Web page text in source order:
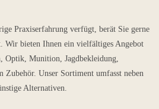
Praxiserfahrung verfügt, berät Sie gerne
Wir bieten Ihnen ein vielfältiges Angebot
Optik, Munition, Jagdbekleidung,
Zubehör. Unser Sortiment umfasst neben
Alternativen.